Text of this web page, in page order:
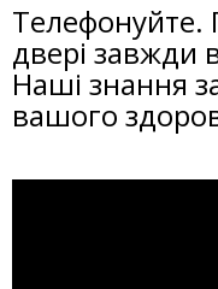
Телефонуйте.
двері завжди
Наші знання
вашого